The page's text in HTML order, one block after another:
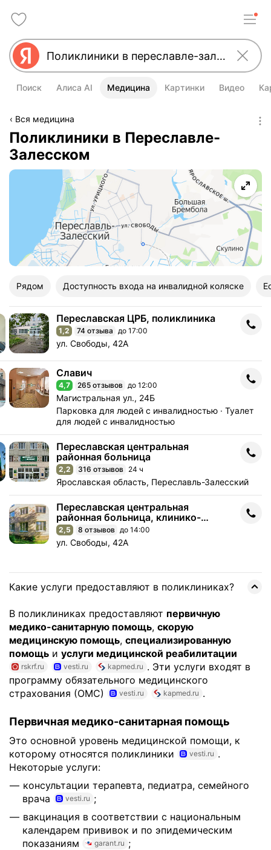
Поиск Алиса AI Медицина Картинки Видео
Вся медицина
Поликлиники в Переславле-
Залесском
Рядом Доступность входа на инвалидной коляске
Переславская ЦРБ, поликлиника
Переславская ЦРБ, поликлиника
Рейтинг 1,2 из 5
1,2 74 отзыва до 17:00
Адрес: ул. Свободы, 42А .
ул. Свободы, 42А
Славич Славич
Рейтинг 4,7 из 5
4,7 265 отзывов до 12:00
Адрес: Магистральная ул., 24Б .
Магистральная ул., 24Б
Парковка для людей с инвалидностью
Туалет
для людей с инвалидностью
Переславская центральная районная больница
Переславская центральная
районная больница
Рейтинг 2,2 из 5
2,2 316 отзывов 24 ч
Адрес: Ярославская область, Переславль-
Ярославская область, Переславль-Залесский
Переславская центральная районная больница, клинико-
Переславская центральная
районная больница, клинико-
диагностическая лаборатория
Рейтинг 2,5 из 5
2,5 8 отзывов до 14:00
Адрес: ул. Свободы, 42А .
ул. Свободы, 42А
Какие услуги предоставляют в поликлиниках?
В поликлиниках предоставляют первичную
медико-санитарную помощь, скорую
медицинскую помощь, специализированную
помощь и услуги медицинской реабилитации
rskrf.ru vesti.ru kapmed.ru . Эти услуги входят в
программу обязательного медицинского
страхования (ОМС)
vesti.ru kapmed.ru .
Первичная медико-санитарная помощь
Это основной уровень медицинской помощи, к
которому относятся поликлиники
vesti.ru .
Некоторые услуги:
консультации терапевта, педиатра, семейного
врача
vesti.ru ;
вакцинация в соответствии с национальным
календарем прививок и по эпидемическим
показаниям
garant.ru ;